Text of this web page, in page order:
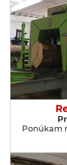
Ponúkam